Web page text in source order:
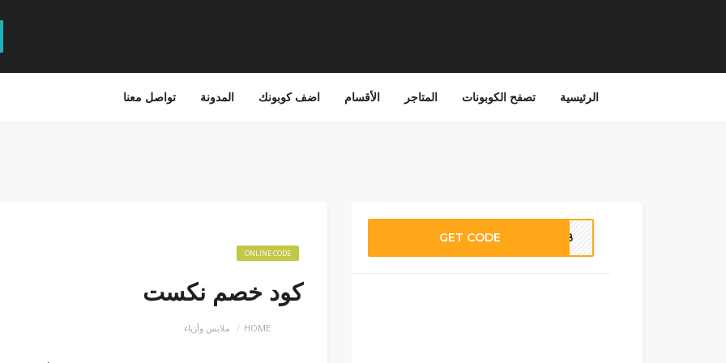
تواصل معنا المدونة اضف كوبونك الأقسام المتاجر تصفح الكوبونات الرئيسية
ONLINE CODE
كود خصم نكست
HOME ملابس وأزياء
GET CODE NLB